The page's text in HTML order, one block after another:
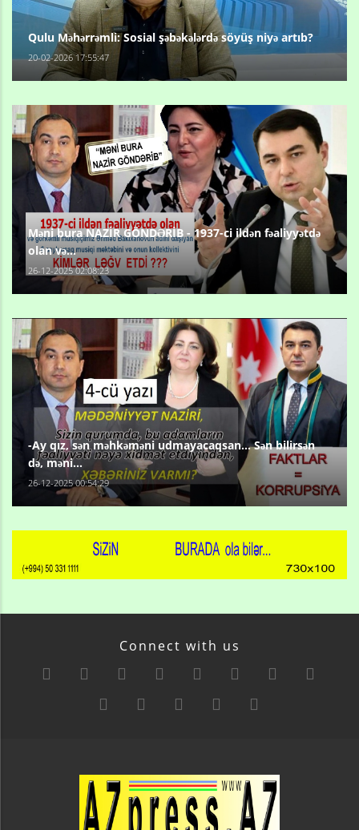
Qulu Məhərrəmli: Sosial şəbəkələrdə söyüş niyə artıb?
20-02-2026 17:55:47
Məni bura NAZİR GÖNDƏRİB - 1937-ci ildən fəaliyyətdə
olan və...
26-12-2025 02:08:23
-Ay qız, sən məhkəməni udmayacaqsan... Sən bilirsən
də, məni...
26-12-2025 00:54:29
Connect with us